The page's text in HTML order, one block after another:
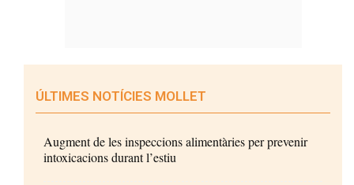
ÚLTIMES NOTÍCIES MOLLET
Augment de les inspeccions alimentàries per prevenir
intoxicacions durant l’estiu